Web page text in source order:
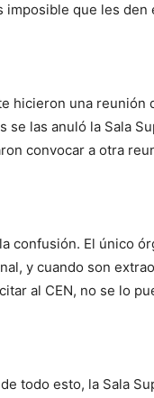
imposible que les den
hicieron una reunión
se las anuló la Sala
convocar a otra
confusión. El único
y cuando son
al CEN, no se lo
todo esto, la Sala